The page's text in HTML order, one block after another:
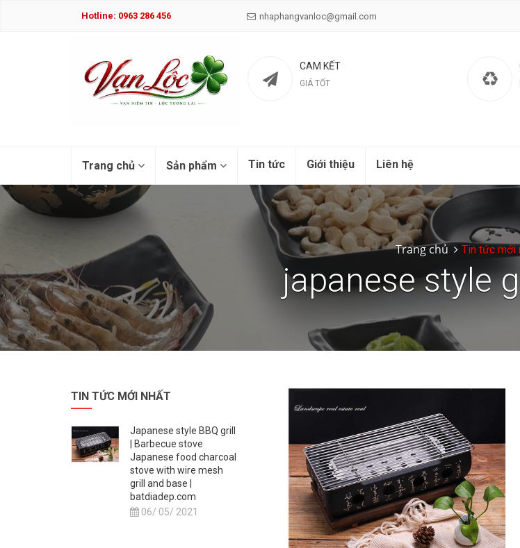
Hotline: 0963 286 456 nhaphangvanloc@gmail.com
CAM KẾT
GIÁ TỐT
Trang chủ Sản phẩm Tin tức Giới thiệu Liên hệ
Trang chủ Tin tức mới
japanese style
TIN TỨC MỚI NHẤT
Japanese style BBQ grill
| Barbecue stove
Japanese food charcoal
stove with wire mesh
grill and base |
batdiadep.com
06/ 05/ 2021